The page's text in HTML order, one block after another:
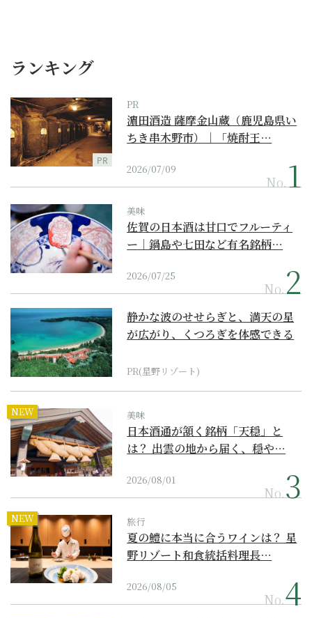
ランキング
PR
PR
濵田酒造 薩摩金山蔵（鹿児島県い
ちき串木野市）｜「焼酎王…
2026/07/09
No.
美味
佐賀の日本酒は甘口でフルーティ
ー｜鍋島や七田など有名銘柄…
2026/07/25
No.
静かな波のせせらぎと、満天の星
が広がり、くつろぎを体感できる
PR(星野リゾート)
NEW 美味
日本酒通が頷く銘柄「天穏」と
は？ 出雲の地から届く、穏や…
2026/08/01
No.
NEW 旅行
夏の鱧に本当に合うワインは？ 星
野リゾート和食統括料理長…
2026/08/05
No.